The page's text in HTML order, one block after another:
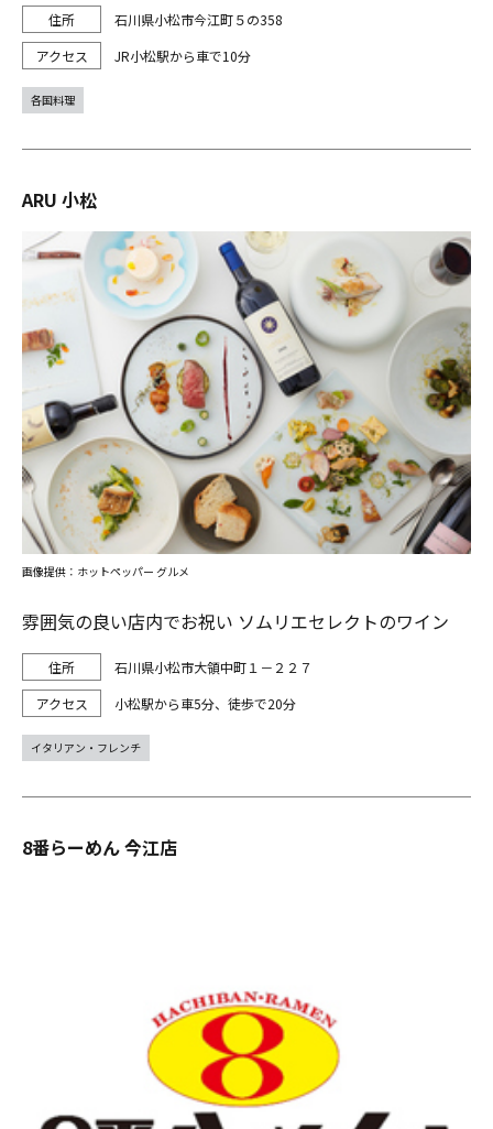
石川県小松市今江町５の358
JR小松駅から車で10分
各国料理
ARU 小松
雰囲気の良い店内でお祝い ソムリエセレクトのワイン
石川県小松市大領中町１－２２７
小松駅から車5分、徒歩で20分
画像提供：ホットペッパー グルメ
イタリアン・フレンチ
8番らーめん 今江店